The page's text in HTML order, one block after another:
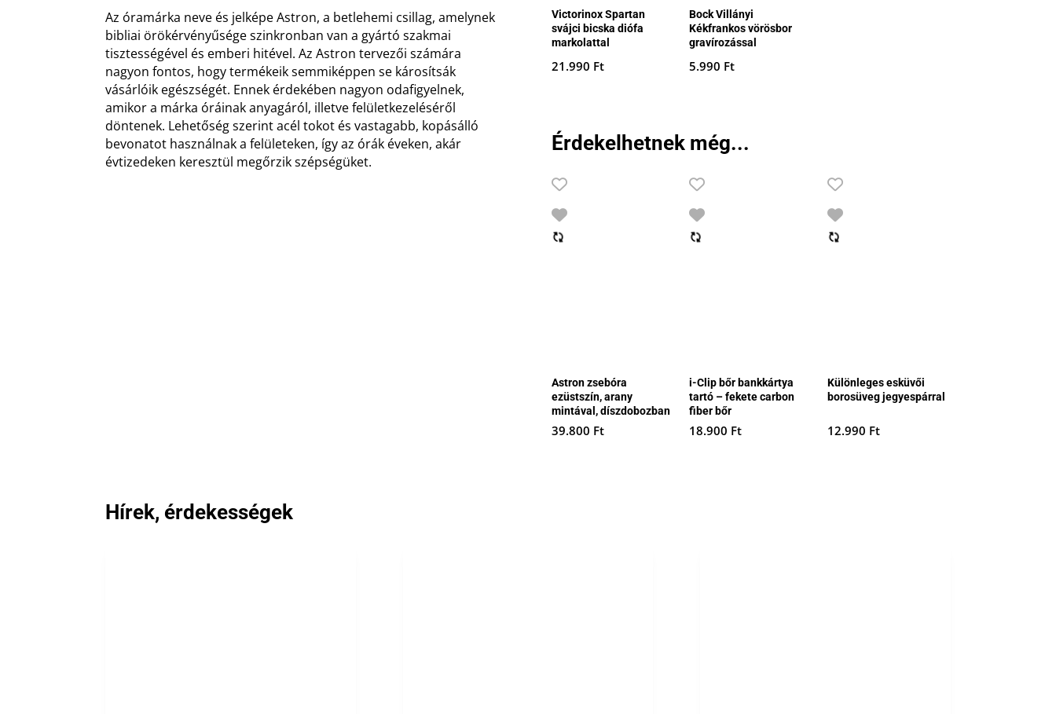
Az óramárka neve és jelképe Astron, a betlehemi csillag, amelynek
bibliai örökérvényűsége szinkronban van a gyártó szakmai
tisztességével és emberi hitével. Az Astron tervezői számára
nagyon fontos, hogy termékeik semmiképpen se károsítsák
vásárlóik egészségét. Ennek érdekében nagyon odafigyelnek,
amikor a márka óráinak anyagáról, illetve felületkezeléséről
döntenek. Lehetőség szerint acél tokot és vastagabb, kopásálló
bevonatot használnak a felületeken, így az órák éveken, akár
évtizedeken keresztül megőrzik szépségüket.
Victorinox Spartan
svájci bicska diófa
markolattal
21.990 Ft
Bock Villányi
Kékfrankos vörösbor
gravírozással
5.990 Ft
Érdekelhetnek még...
Astron zsebóra
ezüstszín, arany
mintával, díszdobozban
39.800 Ft
i-Clip bőr bankkártya
tartó – fekete carbon
fiber bőr
18.900 Ft
Különleges esküvői
borosüveg jegyespárral
12.990 Ft
Hírek, érdekességek